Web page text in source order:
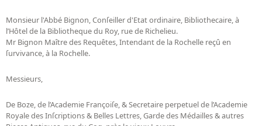
Monsieur l'Abbé Bignon, Conſeiller d'Etat ordinaire, Bibliothecaire, à
l’Hôtel de la Bibliotheque du Roy, rue de Richelieu.
Mr Bignon Maître des Requêtes, Intendant de la Rochelle reçû en
ſurvivance, à la Rochelle.
Messieurs,
De Boze, de l’Academie Françoiſe, & Secretaire perpetuel de l’Academie
Royale des Inſcriptions & Belles Lettres, Garde des Médailles & autres